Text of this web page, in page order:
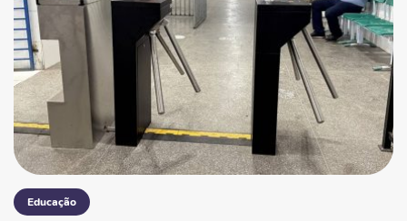
Educação